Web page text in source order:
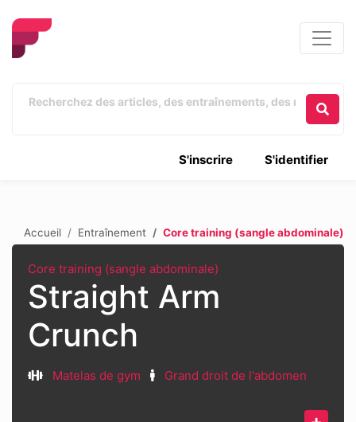
S'identifier
S'inscrire
Accueil Entraînement Core training (sangle abdominale)
Core training (sangle abdominale)
Straight Arm
Crunch
Matelas de gym Grand droit de l'abdomen